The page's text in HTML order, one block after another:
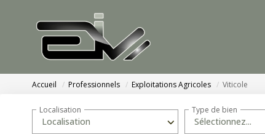
Accueil Professionnels Exploitations Agricoles Viticole
Localisation
Localisation
Sélectionnez...
Type de bien